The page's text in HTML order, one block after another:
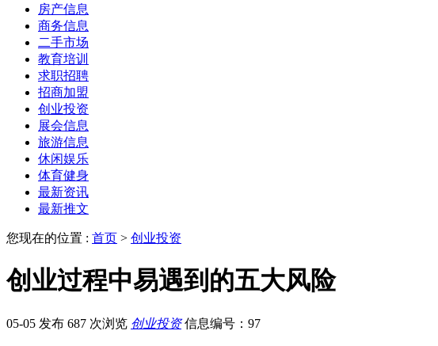
房产信息
商务信息
二手市场
教育培训
求职招聘
招商加盟
创业投资
展会信息
旅游信息
休闲娱乐
体育健身
最新资讯
最新推文
您现在的位置 : 首页 > 创业投资
创业过程中易遇到的五大风险
05-05 发布 687 次浏览 创业投资 信息编号：97